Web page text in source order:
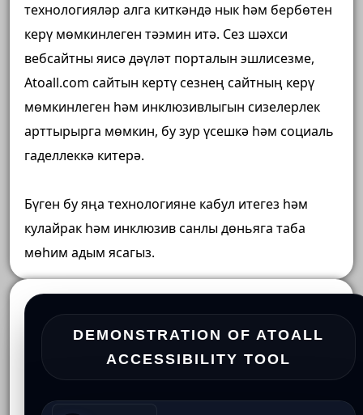
технологияләр алга киткәндә нык һәм бербөтен
керү мөмкинлеген тәэмин итә. Сез шәхси
вебсайтны яисә дәүләт порталын эшлисезме,
Atoall.com сайтын кертү сезнең сайтның керү
мөмкинлеген һәм инклюзивлыгын сизелерлек
арттырырга мөмкин, бу зур үсешкә һәм социаль
гаделлеккә китерә.
Бүген бу яңа технологияне кабул итегез һәм
кулайрак һәм инклюзив санлы дөньяга таба
мөһим адым ясагыз.
DEMONSTRATION OF ATOALL
ACCESSIBILITY TOOL